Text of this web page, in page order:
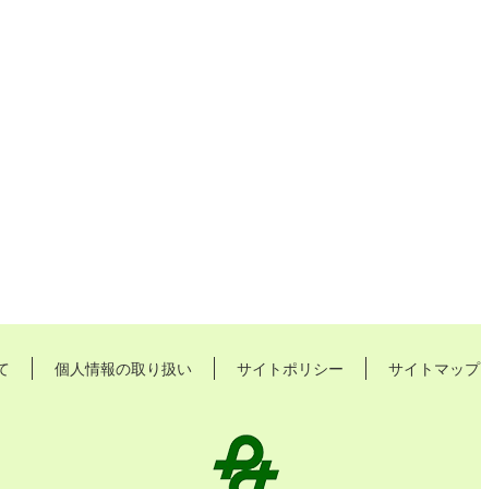
個人情報の取り扱い サイトポリシー サイトマップ